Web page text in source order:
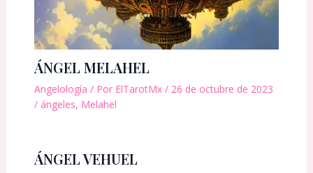
ÁNGEL MELAHEL
Angelología / Por ElTarotMx / 26 de octubre de 2023
/ ángeles, Melahel
ÁNGEL VEHUEL